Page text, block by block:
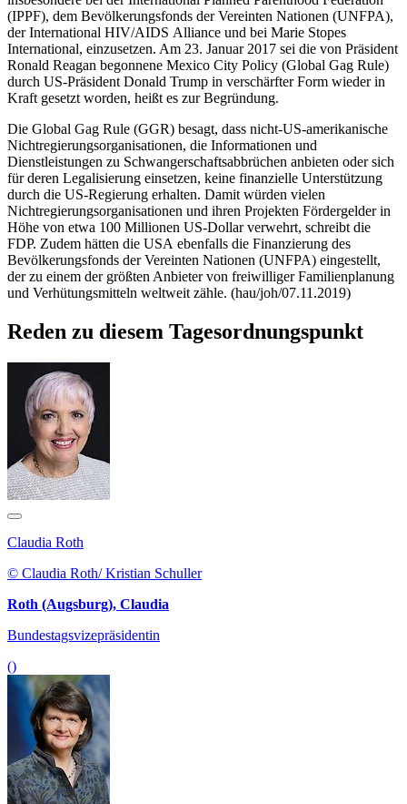
(IPPF), dem Bevölkerungsfonds der Vereinten Nationen (UNFPA),
der International HIV/AIDS Alliance und bei Marie Stopes
International, einzusetzen. Am 23. Januar 2017 sei die von Präsident
Ronald Reagan begonnene Mexico City Policy (Global Gag Rule)
durch US-Präsident Donald Trump in verschärfter Form wieder in
Kraft gesetzt worden, heißt es zur Begründung.
Die Global Gag Rule (GGR) besagt, dass nicht-US-amerikanische
Nichtregierungsorganisationen, die Informationen und
Dienstleistungen zu Schwangerschaftsabbrüchen anbieten oder sich
für deren Legalisierung einsetzen, keine finanzielle Unterstützung
durch die US-Regierung erhalten. Damit würden vielen
Nichtregierungsorganisationen und ihren Projekten Fördergelder in
Höhe von etwa 100 Millionen US-Dollar verwehrt, schreibt die
FDP. Zudem hätten die USA ebenfalls die Finanzierung des
Bevölkerungsfonds der Vereinten Nationen (UNFPA) eingestellt,
der zu einem der größten Anbieter von freiwilliger Familienplanung
und Verhütungsmitteln weltweit zähle. (hau/joh/07.11.2019)
Reden zu diesem Tagesordnungspunkt
Claudia Roth
© Claudia Roth/ Kristian Schuller
Roth (Augsburg), Claudia
Bundestagsvizepräsidentin
()